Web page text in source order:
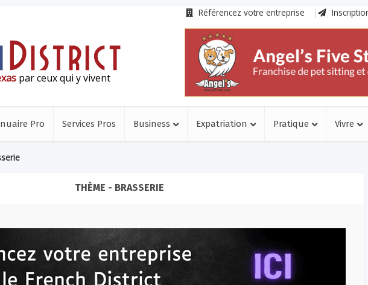
Référencez votre entreprise
par ceux qui y vivent
Pro Services Pros Business Expatriation Pratique Vivre
THÈME - BRASSERIE